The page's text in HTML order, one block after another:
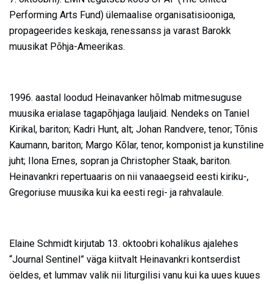
Performing Arts Fund) ülemaalise organisatisiooniga,
propageerides keskaja, renessanss ja varast Barokk
muusikat Põhja-Ameerikas.
1996. aastal loodud Heinavanker hõlmab mitmesuguse
muusika erialase tagapõhjaga lauljaid. Nendeks on Taniel
Kirikal, bariton; Kadri Hunt, alt; Johan Randvere, tenor; Tõnis
Kaumann, bariton; Margo Kõlar, tenor, komponist ja kunstiline
juht; Ilona Ernes, sopran ja Christopher Staak, bariton.
Heinavankri repertuaaris on nii vanaaegseid eesti kiriku-,
Gregoriuse muusika kui ka eesti regi- ja rahvalaule.
Elaine Schmidt kirjutab 13. oktoobri kohalikus ajalehes
“Journal Sentinel” väga kiitvalt Heinavankri kontserdist
öeldes, et lummav valik nii liturgilisi vanu kui ka uues kuues